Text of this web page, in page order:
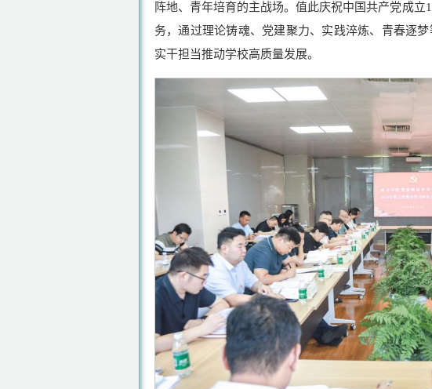
阵地、青年培育的主战场。值此庆祝中国共产党成
务，通过理论铸魂、党建聚力、实践淬炼、青春逐
实干担当推动学校高质量发展。